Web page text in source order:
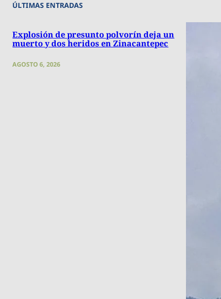
ÚLTIMAS ENTRADAS
Explosión de presunto polvorín deja un
muerto y dos heridos en Zinacantepec
AGOSTO 6, 2026